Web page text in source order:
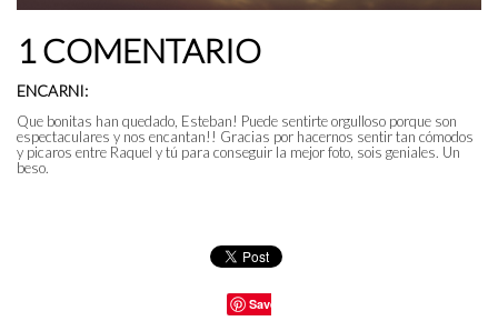
1 COMENTARIO
ENCARNI:
Que bonitas han quedado, Esteban! Puede sentirte orgulloso porque son
espectaculares y nos encantan!! Gracias por hacernos sentir tan cómodos
y picaros entre Raquel y tú para conseguir la mejor foto, sois geniales. Un
beso.
Save